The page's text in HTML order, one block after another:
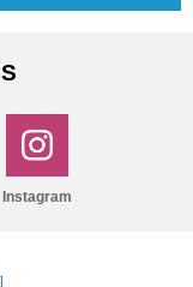
Instagram